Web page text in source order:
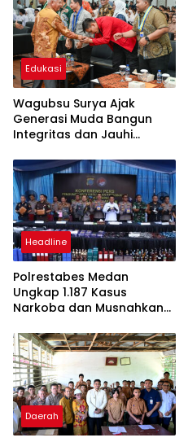
Edukasi
Wagubsu Surya Ajak
Generasi Muda Bangun
Integritas dan Jauhi
Headline
Polrestabes Medan
Ungkap 1.187 Kasus
Narkoba dan Musnahkan
Bukti
Daerah